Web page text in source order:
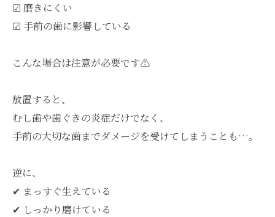
☑︎ 磨きにくい
☑︎ 手前の歯に影響している
こんな場合は注意が必要です⚠️
放置すると、
むし歯や歯ぐきの炎症だけでなく、
手前の大切な歯までダメージを受けてしまうことも…。
逆に、
✔︎ まっすぐ生えている
✔︎ しっかり磨けている